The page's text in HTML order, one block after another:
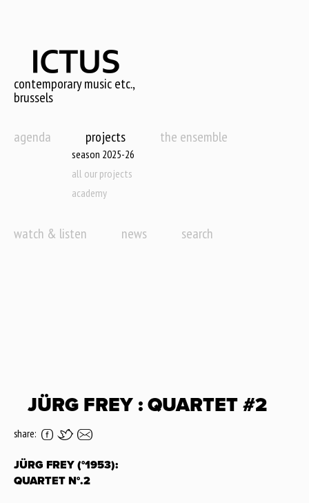
content
contemporary music etc.,
brussels
agenda projects
season 2025-26
all our projects
academy
the ensemble
watch & listen news search
JÜRG FREY : QUARTET #2
share:
JÜRG FREY (°1953):
QUARTET N°.2